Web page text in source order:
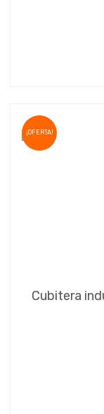
¡OFERTA!
Cubitera